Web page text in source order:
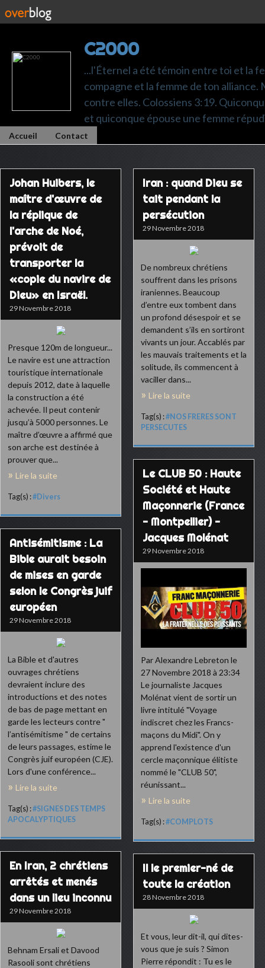
C2000
...l'Éternel a été témoin entre toi et la
compagne et la femme de ton alliance.
contre elles. Colossiens 3:19.
et quiconque épouse une femme
Accueil Contact
Johan Huibers, le
maître d'œuvre de
la réplique de
l'arche de Noé,
prévoit de
transporter la
«copie du navire de
Dieu» en Israël.
29 Novembre 2018
Presque 120m de longueur...
Le navire est une attraction
touristique internationale
depuis 2012, date à laquelle
la construction a été
achevée. Il peut contenir
jusqu’à 5000 personnes. Le
maître d’œuvre a affirmé que
son arche est destinée à
prouver que...
Lire la suite
Tag(s) :#Divers
Iran : quand Dieu se
tait pendant la
persécution
29 Novembre 2018
De nombreux chrétiens
souffrent dans les prisons
iraniennes. Beaucoup
d’entre eux tombent dans
un profond désespoir et se
demandent s’ils en sortiront
vivants un jour. Accablés par
les mauvais traitements et la
solitude, ils commencent à
vaciller dans...
Lire la suite
Tag(s) :#NOS FRERES SONT
PERSECUTES
Le CLUB 50 : Haute
Société et Haute
Maçonnerie (France
- Montpellier) -
Jacques Molénat
29 Novembre 2018
Par Alexandre Lebreton le
27 Novembre 2018 à 23:34
Le journaliste Jacques
Molénat vient de sortir un
livre intitulé "Voyage
indiscret chez les Francs-
maçons du Midi". On y
apprend l'existence d'un
cercle maçonnique élitiste
nommé le "CLUB 50",
réunissant...
Lire la suite
Tag(s) :#COMPLOTS
Antisémitisme : La
Bible aurait besoin
de mises en garde
selon le Congrès juif
européen
29 Novembre 2018
La Bible et d'autres
ouvrages chrétiens
devraient inclure des
introductions et des notes
de bas de page mettant en
garde les lecteurs contre "
l’antisémitisme " de certains
de leurs passages, estime le
Congrès juif européen (CJE).
Lors d'une conférence...
Lire la suite
Tag(s) :#SIGNES DES TEMPS
APOCALYPTIQUES
En Iran, 2 chrétiens
arrêtés et menés
dans un lieu inconnu
29 Novembre 2018
Behnam Ersali et Davood
Rasooli sont chrétiens
Il le premier-né de
toute la création
28 Novembre 2018
Et vous, leur dit-il, qui dites-
vous que je suis ? Simon
Pierre répondit : Tu es le